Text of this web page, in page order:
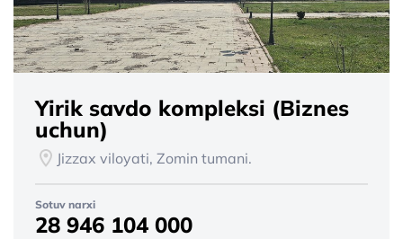
Yirik savdo kompleksi (Biznes
uchun)
Jizzax viloyati, Zomin tumani.
Sotuv narxi
28 946 104 000